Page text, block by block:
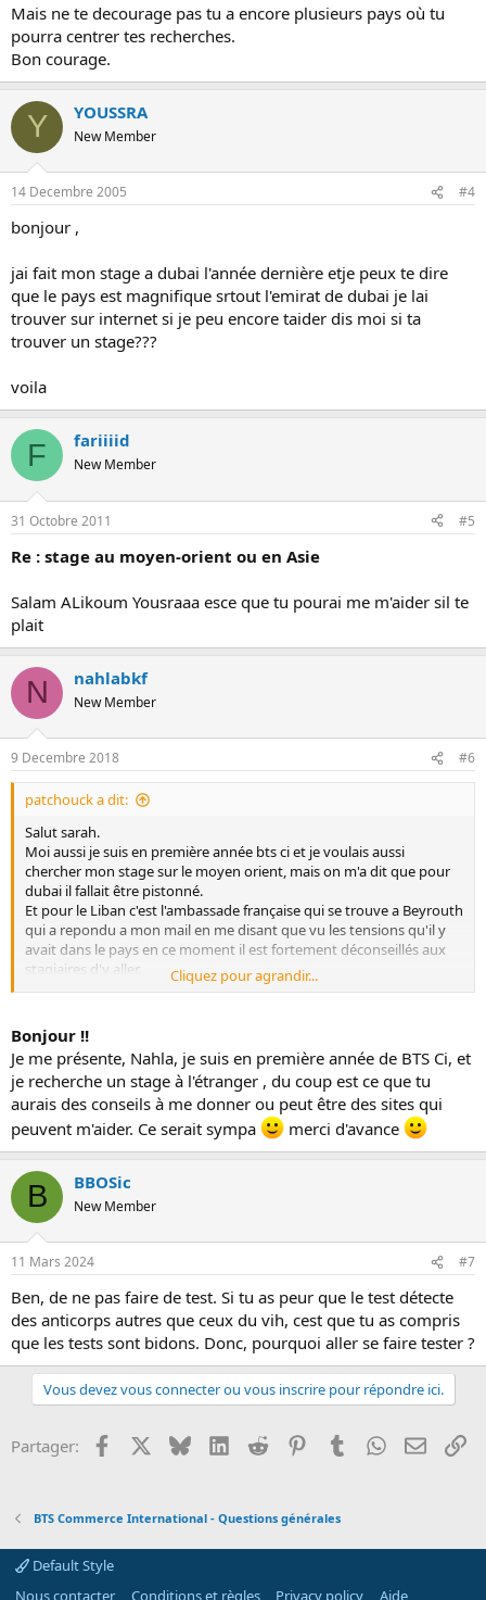
Mais ne te decourage pas tu a encore plusieurs pays où tu
pourra centrer tes recherches.
Bon courage.
Y YOUSSRA
New Member
14 Decembre 2005 #4
bonjour ,
jai fait mon stage a dubai l'année dernière etje peux te dire
que le pays est magnifique srtout l'emirat de dubai je lai
trouver sur internet si je peu encore taider dis moi si ta
trouver un stage???
voila
F fariiiid
New Member
31 Octobre 2011 #5
Re : stage au moyen-orient ou en Asie
Salam ALikoum Yousraaa esce que tu pourai me m'aider sil te
plait
N nahlabkf
New Member
9 Decembre 2018 #6
patchouck a dit:
Salut sarah.
Moi aussi je suis en première année bts ci et je voulais aussi
chercher mon stage sur le moyen orient, mais on m'a dit que pour
dubai il fallait être pistonné.
Et pour le Liban c'est l'ambassade française qui se trouve a Beyrouth
qui a repondu a mon mail en me disant que vu les tensions qu'il y
avait dans le pays en ce moment il est fortement déconseillés aux
stagiaires d'y aller.
centrer tes recherches.
Bon courage.
Cliquez pour agrandir...
Bonjour !!
Je me présente, Nahla, je suis en première année de BTS Ci, et
je recherche un stage à l'étranger , du coup est ce que tu
aurais des conseils à me donner ou peut être des sites qui
peuvent m'aider. Ce serait sympa
merci d'avance
B BBOSic
New Member
11 Mars 2024 #7
Ben, de ne pas faire de test. Si tu as peur que le test détecte
des anticorps autres que ceux du vih, cest que tu as compris
que les tests sont bidons. Donc, pourquoi aller se faire tester ?
Vous devez vous connecter ou vous inscrire pour répondre ici.
Partager: Facebook BlueskyLinkedInReddit PinterestTumblrWhatsApp
Email
BTS Commerce International - Questions générales
Default Style
Nous contacter
Conditions et règles Privacy policy Aide